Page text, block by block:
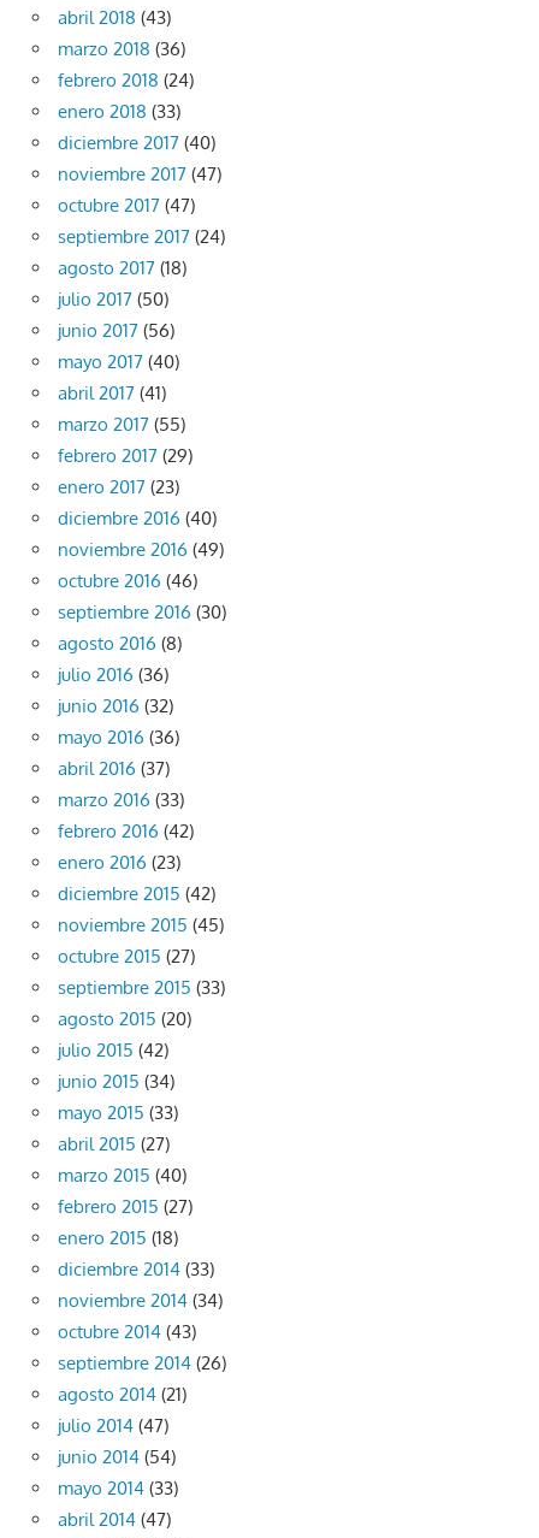
abril 2018 (43)
marzo 2018 (36)
febrero 2018 (24)
enero 2018 (33)
diciembre 2017 (40)
noviembre 2017 (47)
octubre 2017 (47)
septiembre 2017 (24)
agosto 2017 (18)
julio 2017 (50)
junio 2017 (56)
mayo 2017 (40)
abril 2017 (41)
marzo 2017 (55)
febrero 2017 (29)
enero 2017 (23)
diciembre 2016 (40)
noviembre 2016 (49)
octubre 2016 (46)
septiembre 2016 (30)
agosto 2016 (8)
julio 2016 (36)
junio 2016 (32)
mayo 2016 (36)
abril 2016 (37)
marzo 2016 (33)
febrero 2016 (42)
enero 2016 (23)
diciembre 2015 (42)
noviembre 2015 (45)
octubre 2015 (27)
septiembre 2015 (33)
agosto 2015 (20)
julio 2015 (42)
junio 2015 (34)
mayo 2015 (33)
abril 2015 (27)
marzo 2015 (40)
febrero 2015 (27)
enero 2015 (18)
diciembre 2014 (33)
noviembre 2014 (34)
octubre 2014 (43)
septiembre 2014 (26)
agosto 2014 (21)
julio 2014 (47)
junio 2014 (54)
mayo 2014 (33)
abril 2014 (47)